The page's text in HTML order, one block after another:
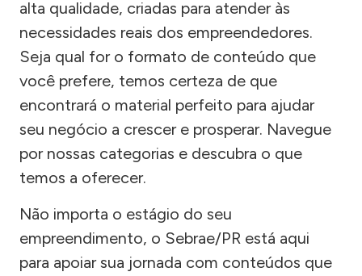
alta qualidade, criadas para atender às
necessidades reais dos empreendedores.
Seja qual for o formato de conteúdo que
você prefere, temos certeza de que
encontrará o material perfeito para ajudar
seu negócio a crescer e prosperar. Navegue
por nossas categorias e descubra o que
temos a oferecer.
Não importa o estágio do seu
empreendimento, o Sebrae/PR está aqui
para apoiar sua jornada com conteúdos que